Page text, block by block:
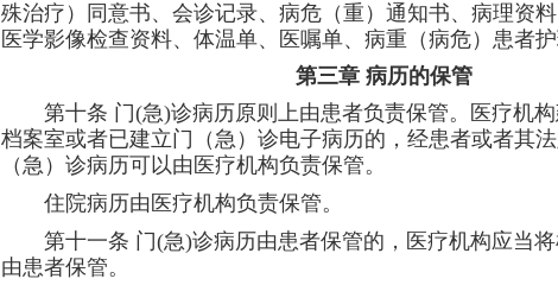
殊治疗）同意书、会诊记录、病危（重）通知书、病理资料
医学影像检查资料、体温单、医嘱单、病重（病危）患者护
第三章 病历的保管
第十条 门(急)诊病历原则上由患者负责保管。医疗机
档案室或者已建立门（急）诊电子病历的，经患者或者其
（急）诊病历可以由医疗机构负责保管。
住院病历由医疗机构负责保管。
第十一条 门(急)诊病历由患者保管的，医疗机构应当
由患者保管。